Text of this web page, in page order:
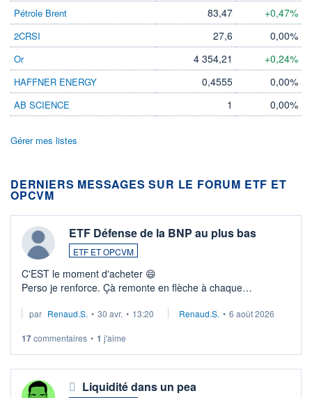
Pétrole Brent
83,47 +0,47%
2CRSI 27,6 0,00%
Or 4 354,21 +0,24%
HAFFNER ENERGY 0,4555 0,00%
AB SCIENCE 1 0,00%
Gérer mes listes
DERNIERS MESSAGES SUR LE FORUM ETF ET
OPCVM
ETF Défense de la BNP au plus bas
ETF ET OPCVM
C'EST le moment d'acheter 😄​
Perso je renforce. Çà remonte en flèche à chaque
Investissement long terme tip top pour sa retraite.
par Renaud.S. • 30 avr. • 13:20 Renaud.S. • 6 août 2026
17commentaires • 1 j'aime
Liquidité dans un pea